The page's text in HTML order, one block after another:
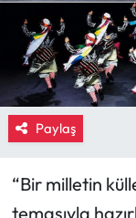
Paylaş
“Bir milletin
temasıyla
İskilip
Kargı
Kimdir?